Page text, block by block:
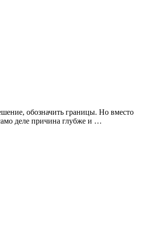
обозначить границы. Но вместо
деле причина глубже и …